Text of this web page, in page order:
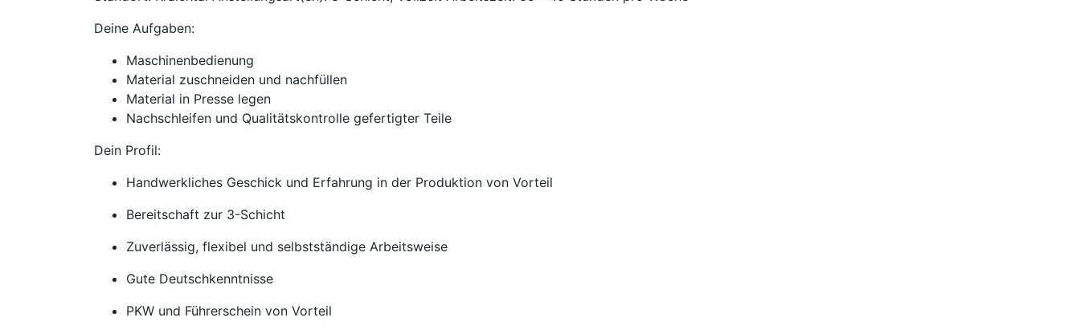
Deine Aufgaben:
Maschinenbedienung
Material zuschneiden und nachfüllen
Material in Presse legen
Nachschleifen und Qualitätskontrolle gefertigter Teile
Dein Profil:
Handwerkliches Geschick und Erfahrung in der Produktion von Vorteil
Bereitschaft zur 3-Schicht
Zuverlässig, flexibel und selbstständige Arbeitsweise
Gute Deutschkenntnisse
PKW und Führerschein von Vorteil